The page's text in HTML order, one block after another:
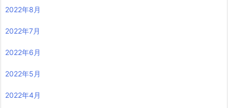
2022年8月
2022年7月
2022年6月
2022年5月
2022年4月